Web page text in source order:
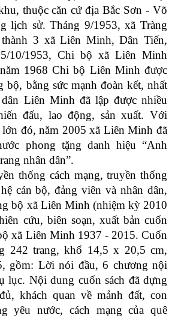
thuộc căn cứ địa Bắc Sơn - Võ
lịch sử. Tháng 9/1953, xã Tràng
3 xã Liên Minh, Dân Tiến,
10/1953, Chi bộ xã Liên Minh
1968 Chi bộ Liên Minh được
bộ, bằng sức mạnh đoàn kết, nhất
Liên Minh đã lập được nhiều
đấu, lao động, sản xuất. Với
đó, năm 2005 xã Liên Minh đã
phong tặng danh hiệu “Anh
nhân dân”.
thống cách mạng, truyền thống
cán bộ, đảng viên và nhân dân,
bộ xã Liên Minh (nhiệm kỳ 2010
cứu, biên soạn, xuất bản cuốn
xã Liên Minh 1937 - 2015. Cuốn
242 trang,khổ 14,5 x 20,5 cm,
gồm: Lời nói đầu, 6 chương nội
lục. Nội dung cuốn sách đã dựng
khách quan về mảnh đất, con
yêu nước, cách mạng của quê